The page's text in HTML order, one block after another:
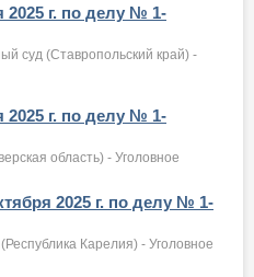
2025 г. по делу № 1-
суд (Ставропольский край) -
2025 г. по делу № 1-
область) - Уголовное
2025 г. по делу № 1-
Карелия) - Уголовное